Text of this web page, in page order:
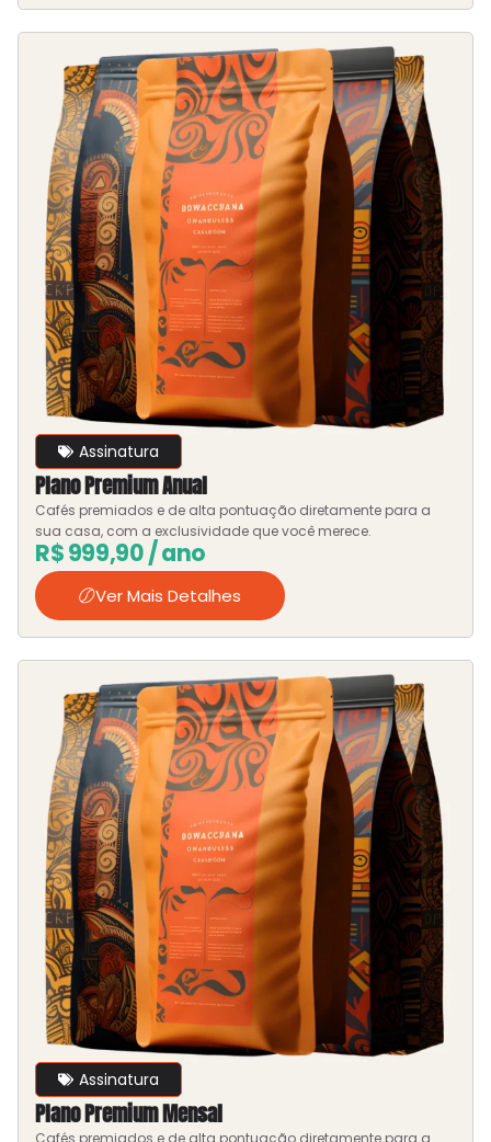
Assinatura
Plano Premium Anual
Cafés premiados e de alta pontuação diretamente para a
sua casa, com a exclusividade que você merece.
R$999,90/ ano
Ver Mais Detalhes
Assinatura
Plano Premium Mensal